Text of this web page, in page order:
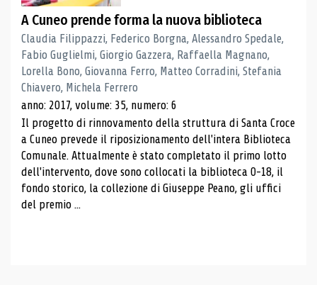
A Cuneo prende forma la nuova biblioteca
Claudia Filippazzi, Federico Borgna, Alessandro Spedale,
Fabio Guglielmi, Giorgio Gazzera, Raffaella Magnano,
Lorella Bono, Giovanna Ferro, Matteo Corradini, Stefania
Chiavero, Michela Ferrero
anno: 2017, volume: 35, numero: 6
Il progetto di rinnovamento della struttura di Santa Croce
a Cuneo prevede il riposizionamento dell'intera Biblioteca
Comunale. Attualmente è stato completato il primo lotto
dell'intervento, dove sono collocati la biblioteca 0-18, il
fondo storico, la collezione di Giuseppe Peano, gli uffici
del premio ...